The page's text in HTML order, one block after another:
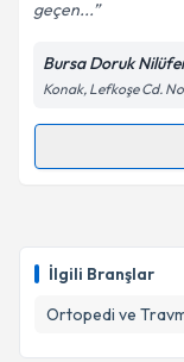
İlgili Branşlar
Ortopedi ve
Kişisel
Metni'ni
geçen...
Bursa Doruk
Konak, Lefkoşe Cd.
Randevu
takvim